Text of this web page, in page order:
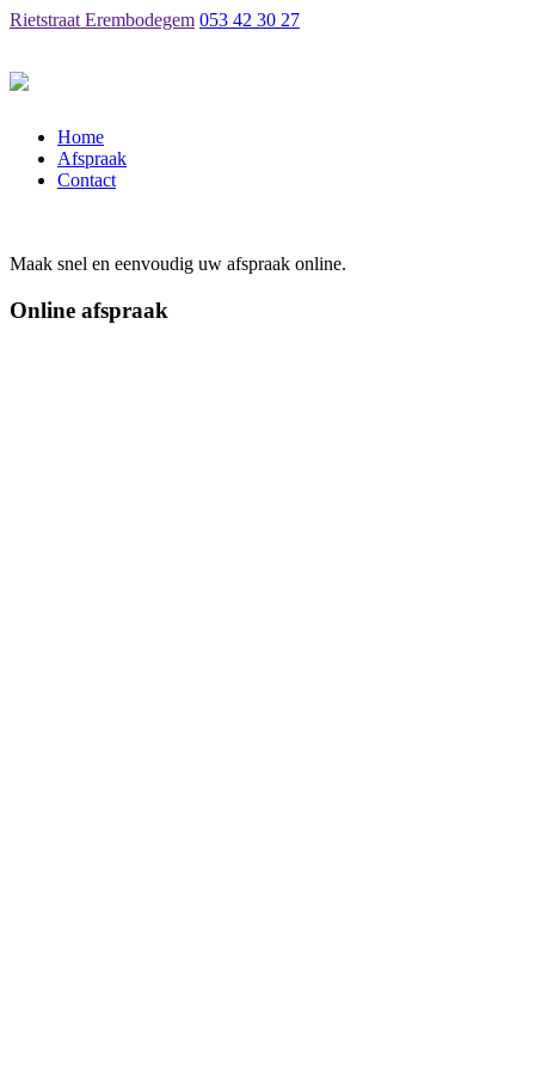
Rietstraat Erembodegem 053 42 30 27
Home
Afspraak
Contact
Maak snel en eenvoudig uw afspraak online.
Online afspraak